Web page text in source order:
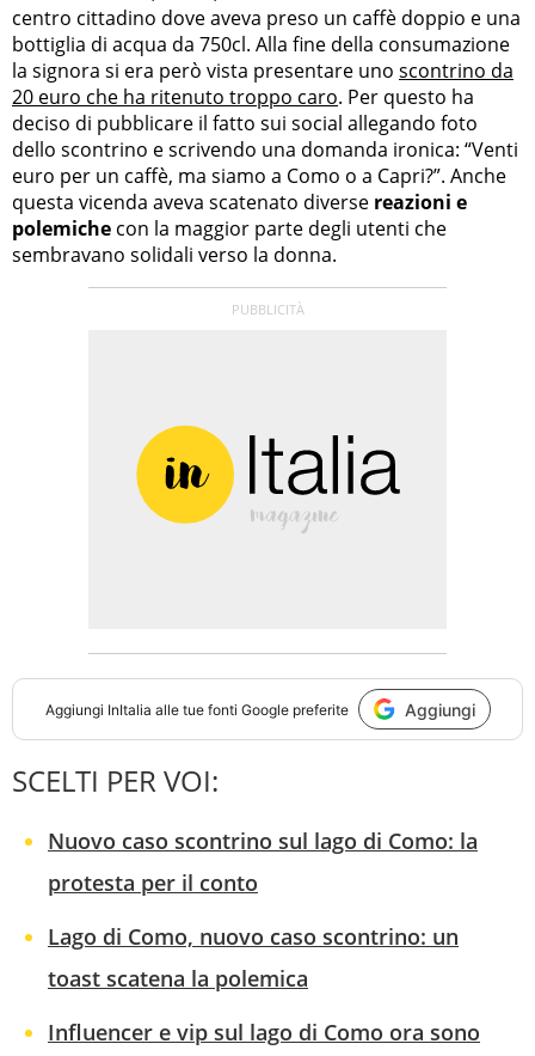
centro cittadino dove aveva preso un caffè doppio e una
bottiglia di acqua da 750cl. Alla fine della consumazione
la signora si era però vista presentare uno scontrino da
20 euro che ha ritenuto troppo caro. Per questo ha
deciso di pubblicare il fatto sui social allegando foto
dello scontrino e scrivendo una domanda ironica: “Venti
euro per un caffè, ma siamo a Como o a Capri?”. Anche
questa vicenda aveva scatenato diverse reazioni e
polemiche con la maggior parte degli utenti che
sembravano solidali verso la donna.
Aggiungi InItalia alle tue fonti Google preferite Aggiungi
SCELTI PER VOI:
Nuovo caso scontrino sul lago di Como: la
protesta per il conto
Lago di Como, nuovo caso scontrino: un
toast scatena la polemica
Influencer e vip sul lago di Como ora sono